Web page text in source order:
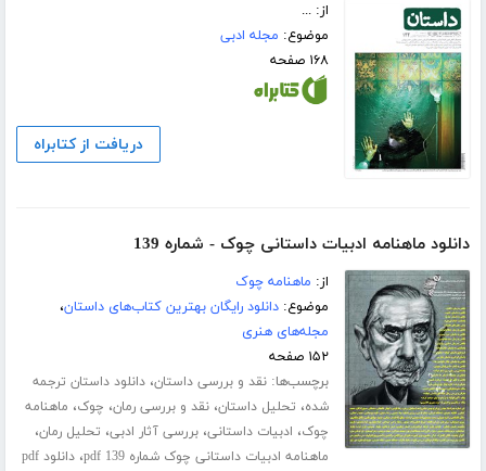
از: ...
موضوع: مجله ادبی
۱۶۸ صفحه
دریافت از کتابراه
دانلود ماهنامه ادبیات داستانی چوک - شماره 139
از: ماهنامه چوک
موضوع:دانلود رایگان بهترین کتاب‌های داستان،
مجله‌های هنری
۱۵۲ صفحه
برچسب‌ها:نقد و بررسی داستان،دانلود داستان ترجمه
شده، تحلیل داستان،نقد و بررسی رمان، چوک، ماهنامه
چوک، ادبیات داستانی،بررسی آثار ادبی، تحلیل رمان،
ماهنامه ادبیات داستانی چوک شماره 139 pdf ،
دانلود pdf